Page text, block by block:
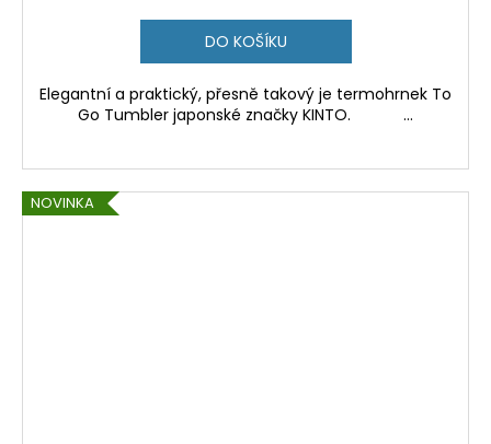
DO KOŠÍKU
Elegantní a praktický, přesně takový je termohrnek To
Go Tumbler japonské značky KINTO. ...
NOVINKA